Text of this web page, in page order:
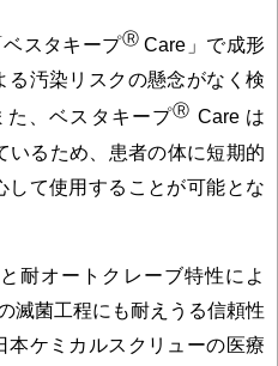
スタキープⓇ Care」で成形
る汚染リスクの懸念がなく検
た、ベスタキープⓇ Care は
るため、患者の体に短期的
して使用することが可能とな
耐オートクレーブ特性によ
滅菌工程にも耐えうる信頼性
ケミカルスクリューの医療